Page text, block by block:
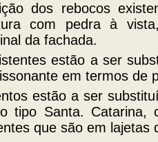
dos rebocos
com pedra à
da fachada.
estão a ser
em termos de
estão a ser
tipo Santa. Catarina,
que são em lajetas